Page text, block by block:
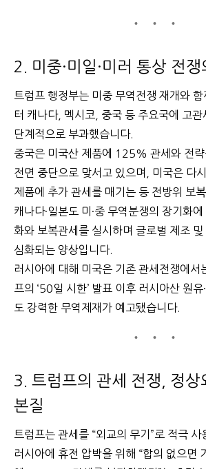
2. 미중·미일·미러 통상 전
트럼프 행정부는 미중 무역전쟁 재개와
터 캐나다, 멕시코, 중국 등 주요국에 고
단계적으로 부과했습니다.
중국은 미국산 제품에 125% 관세와 전
전면 중단으로 맞서고 있으며, 미국은 다시
제품에 추가 관세를 매기는 등 전방위 보
캐나다·일본도 미·중 무역분쟁의 장기화
화와 보복관세를 실시하며 글로벌 제조 및
심화되는 양상입니다.
러시아에 대해 미국은 기존 관세전쟁에서
프의 ‘50일 시한’ 발표 이후 러시아산 원유
도 강력한 무역제재가 예고됐습니다.
3. 트럼프의 관세 전쟁, 정상
본질
트럼프는 관세를 “외교의 무기”로 적극 사
러시아에 휴전 압박을 위해 “합의 없으면